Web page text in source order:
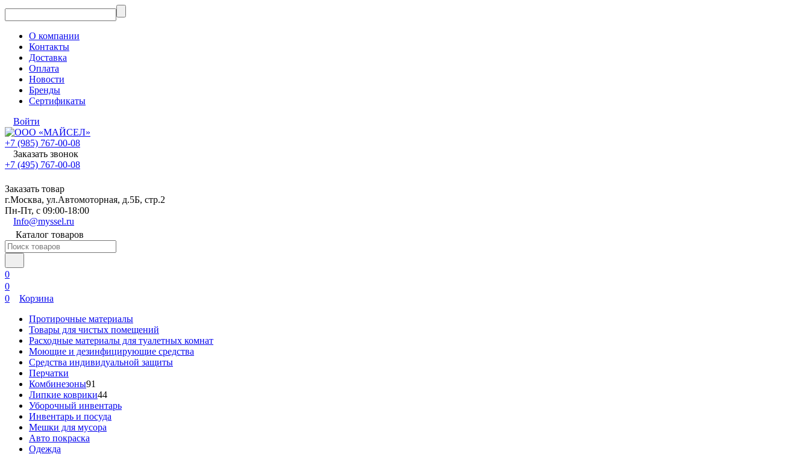
О компании
Контакты
Доставка
Оплата
Новости
Бренды
Сертификаты
Войти
+7 (985) 767-00-08
Заказать звонок
+7 (495) 767-00-08
Заказать товар
г.Москва, ул.Автомоторная, д.5Б, стр.2
Пн-Пт, с 09:00-18:00
Info@myssel.ru
Каталог товаров
0
0
0
Корзина
Протирочные материалы
Товары для чистых помещений
Расходные материалы для туалетных комнат
Моющие и дезинфицирующие средства
Средства индивидуальной защиты
Перчатки
Комбинезоны91
Липкие коврики44
Уборочный инвентарь
Инвентарь и посуда
Мешки для мусора
Авто покраска
Одежда